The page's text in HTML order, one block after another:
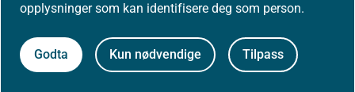
opplysninger som kan identifisere deg som person.
Godta Kun nødvendige Tilpass